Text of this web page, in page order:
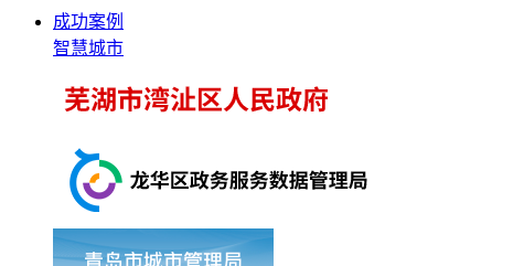
成功案例
智慧城市